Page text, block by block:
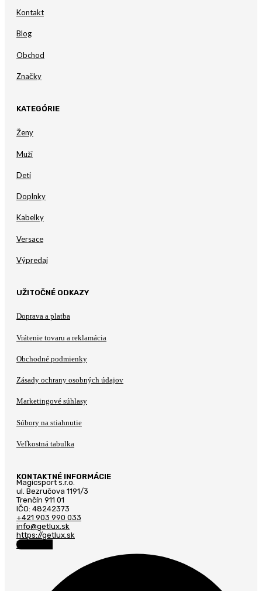
Kontakt
Blog
Obchod
Značky
KATEGÓRIE
Ženy
Muži
Deti
Doplnky
Kabelky
Versace
Výpredaj
UŽITOČNÉ ODKAZY
Doprava a platba
Vrátenie tovaru a reklamácia
Obchodné podmienky
Zásady ochrany osobných údajov
Marketingové súhlasy
Súbory na stiahnutie
Veľkostná tabulka
KONTAKTNÉ INFORMÁCIE
Magicsport s.r.o.
ul. Bezručova 1191/3
Trenčín 911 01
IČO: 48242373
+421 903 990 033
info@getlux.sk
https://getlux.sk
Facebook